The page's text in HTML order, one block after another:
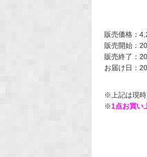
販売価格：
販売開始：
販売終了：
お届け日：
※上記は現時
※1点お買い